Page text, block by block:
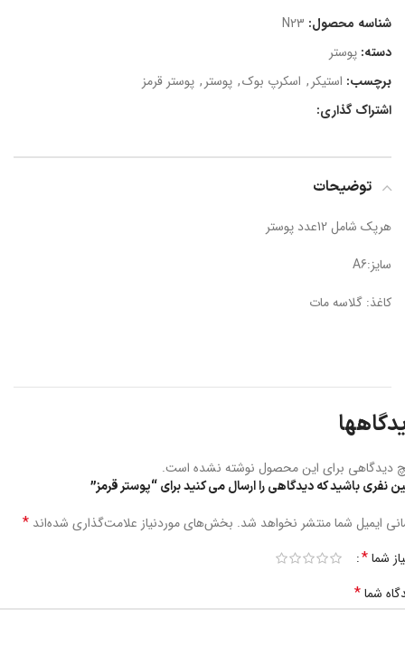
شناسه محصول: N23
دسته: پوستر
برچسب: استیکر , اسکرپ بوک, پوستر , پوستر قرمز
اشتراک گذاری:
توضیحات
هرپک شامل 12عدد پوستر
سایز:A6
کاغذ: گلاسه مات
دیدگاهی برای این محصول نوشته نشده است.
نفری باشید که دیدگاهی را ارسال می کنید برای “پوستر قرمز”
ایمیل شما منتشر نخواهد شد. بخش‌های موردنیاز علامت‌گذاری شده‌اند *
شما*
شما*